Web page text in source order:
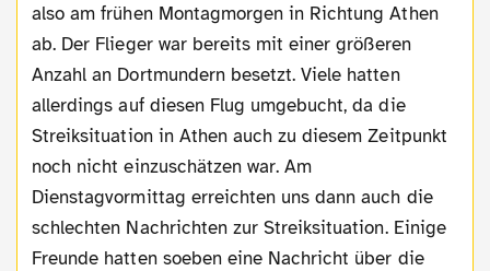
also am frühen Montagmorgen in Richtung Athen
ab. Der Flieger war bereits mit einer größeren
Anzahl an Dortmundern besetzt. Viele hatten
allerdings auf diesen Flug umgebucht, da die
Streiksituation in Athen auch zu diesem Zeitpunkt
noch nicht einzuschätzen war. Am
Dienstagvormittag erreichten uns dann auch die
schlechten Nachrichten zur Streiksituation. Einige
Freunde hatten soeben eine Nachricht über die